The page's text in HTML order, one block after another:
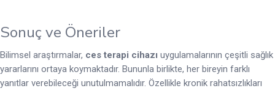
Sonuç ve Öneriler
Bilimsel araştırmalar, ces terapi cihazı uygulamalarının çeşitli sağlık
yararlarını ortaya koymaktadır. Bununla birlikte, her bireyin farklı
yanıtlar verebileceği unutulmamalıdır. Özellikle kronik rahatsızlıkları